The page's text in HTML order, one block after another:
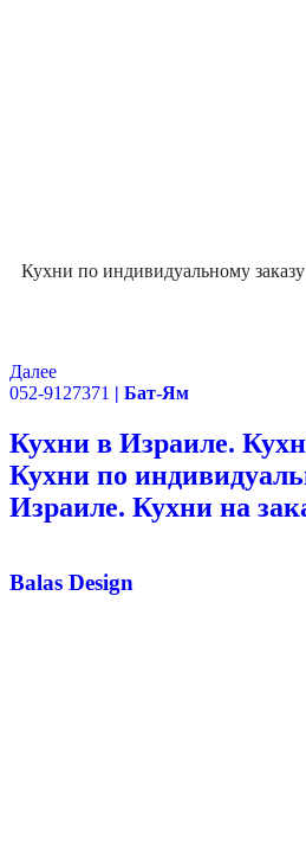
Кухни по индивидуальному заказу
Далее
052-9127371 | Бат-Ям
Кухни в Израиле.
Кухни по
Израиле. Кухни на
Balas Design